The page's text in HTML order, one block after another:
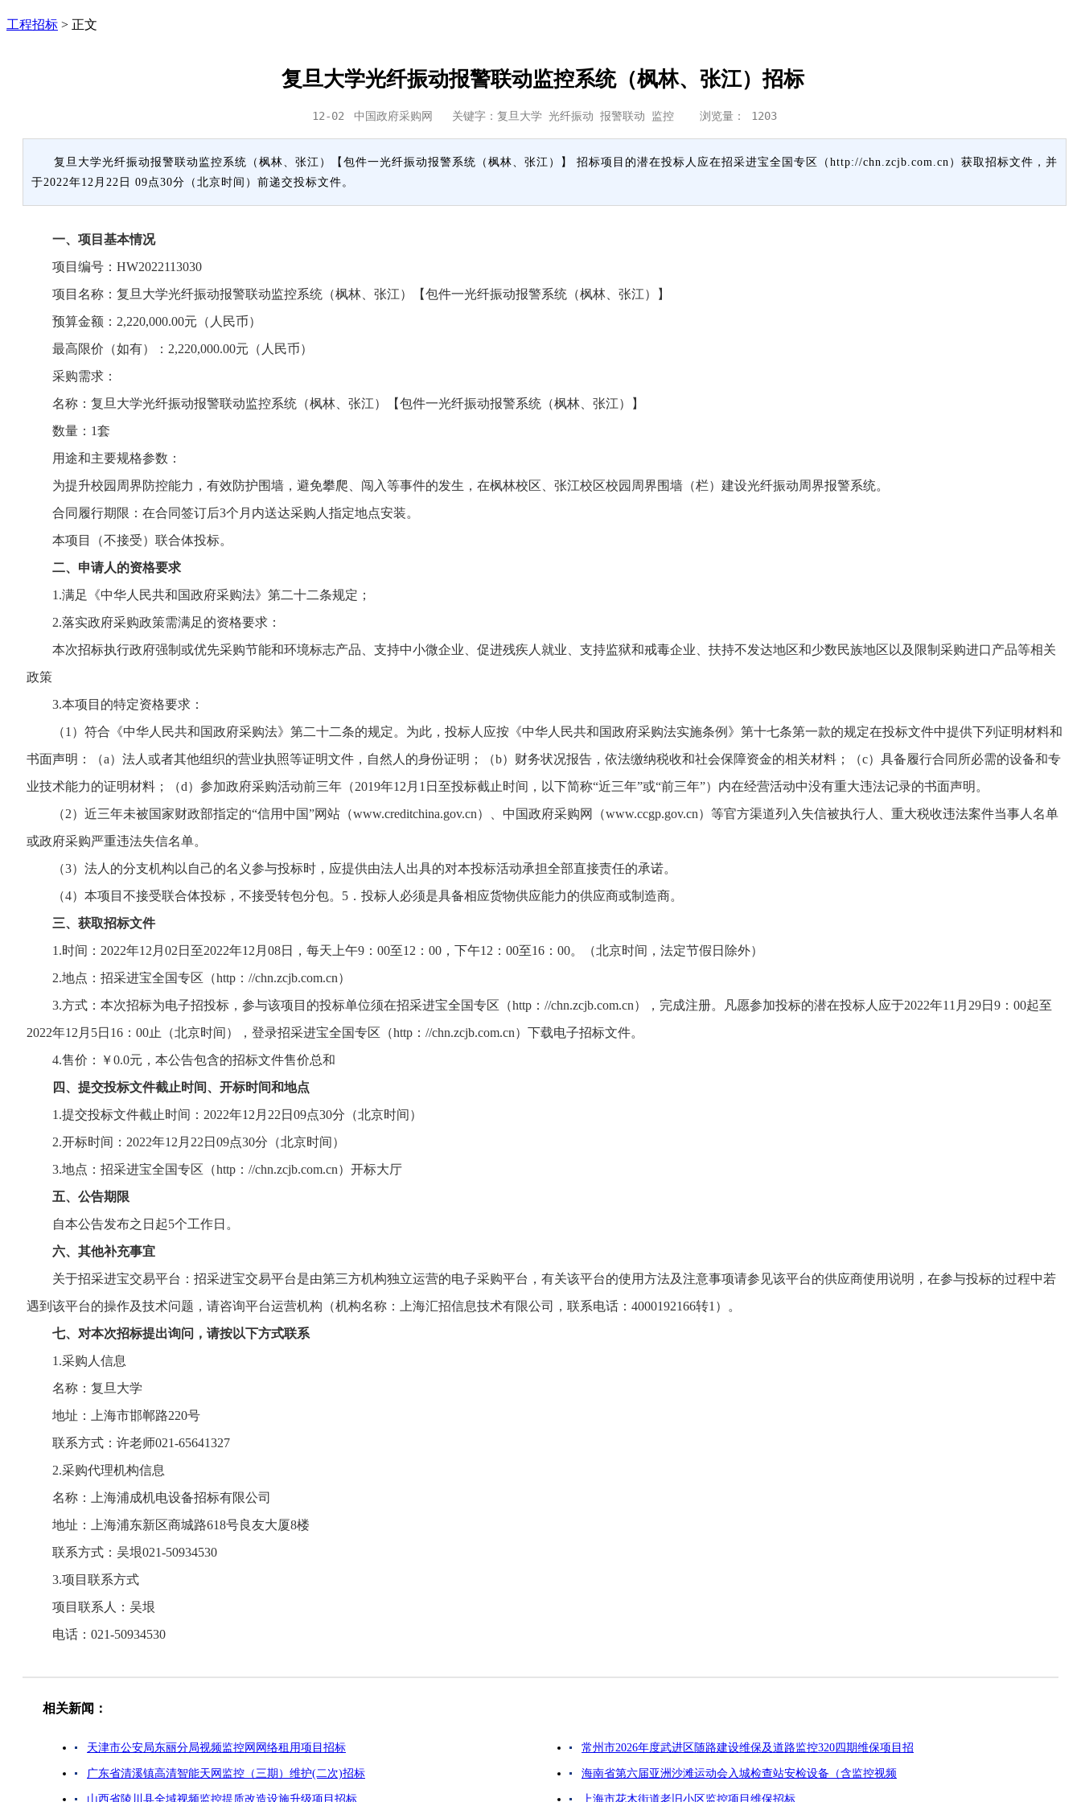
工程招标 > 正文
复旦大学光纤振动报警联动监控系统（枫林、张江）招标
12-02 中国政府采购网 关键字：复旦大学 光纤振动 报警联动 监控 浏览量： 1203
复旦大学光纤振动报警联动监控系统（枫林、张江）【包件一光纤振动报警系统（枫林、张江）】 招标项目的潜在投标人应在招采进宝全国专区（http://chn.zcjb.com.cn）获取招标文件，并
于2022年12月22日 09点30分（北京时间）前递交投标文件。
一、项目基本情况
项目编号：HW2022113030
项目名称：复旦大学光纤振动报警联动监控系统（枫林、张江）【包件一光纤振动报警系统（枫林、张江）】
预算金额：2,220,000.00元（人民币）
最高限价（如有）：2,220,000.00元（人民币）
采购需求：
名称：复旦大学光纤振动报警联动监控系统（枫林、张江）【包件一光纤振动报警系统（枫林、张江）】
数量：1套
用途和主要规格参数：
为提升校园周界防控能力，有效防护围墙，避免攀爬、闯入等事件的发生，在枫林校区、张江校区校园周界围墙（栏）建设光纤振动周界报警系统。
合同履行期限：在合同签订后3个月内送达采购人指定地点安装。
本项目（不接受）联合体投标。
二、申请人的资格要求
1.满足《中华人民共和国政府采购法》第二十二条规定；
2.落实政府采购政策需满足的资格要求：
本次招标执行政府强制或优先采购节能和环境标志产品、支持中小微企业、促进残疾人就业、支持监狱和戒毒企业、扶持不发达地区和少数民族地区以及限制采购进口产品等相关
政策
3.本项目的特定资格要求：
（1）符合《中华人民共和国政府采购法》第二十二条的规定。为此，投标人应按《中华人民共和国政府采购法实施条例》第十七条第一款的规定在投标文件中提供下列证明材料和
书面声明：（a）法人或者其他组织的营业执照等证明文件，自然人的身份证明；（b）财务状况报告，依法缴纳税收和社会保障资金的相关材料；（c）具备履行合同所必需的设备和专
业技术能力的证明材料；（d）参加政府采购活动前三年（2019年12月1日至投标截止时间，以下简称“近三年”或“前三年”）内在经营活动中没有重大违法记录的书面声明。
（2）近三年未被国家财政部指定的“信用中国”网站（www.creditchina.gov.cn）、中国政府采购网（www.ccgp.gov.cn）等官方渠道列入失信被执行人、重大税收违法案件当事人名单
或政府采购严重违法失信名单。
（3）法人的分支机构以自己的名义参与投标时，应提供由法人出具的对本投标活动承担全部直接责任的承诺。
（4）本项目不接受联合体投标，不接受转包分包。5．投标人必须是具备相应货物供应能力的供应商或制造商。
三、获取招标文件
1.时间：2022年12月02日至2022年12月08日，每天上午9：00至12：00，下午12：00至16：00。（北京时间，法定节假日除外）
2.地点：招采进宝全国专区（http：//chn.zcjb.com.cn）
3.方式：本次招标为电子招投标，参与该项目的投标单位须在招采进宝全国专区（http：//chn.zcjb.com.cn），完成注册。凡愿参加投标的潜在投标人应于2022年11月29日9：00起至
2022年12月5日16：00止（北京时间），登录招采进宝全国专区（http：//chn.zcjb.com.cn）下载电子招标文件。
4.售价：￥0.0元，本公告包含的招标文件售价总和
四、提交投标文件截止时间、开标时间和地点
1.提交投标文件截止时间：2022年12月22日09点30分（北京时间）
2.开标时间：2022年12月22日09点30分（北京时间）
3.地点：招采进宝全国专区（http：//chn.zcjb.com.cn）开标大厅
五、公告期限
自本公告发布之日起5个工作日。
六、其他补充事宜
关于招采进宝交易平台：招采进宝交易平台是由第三方机构独立运营的电子采购平台，有关该平台的使用方法及注意事项请参见该平台的供应商使用说明，在参与投标的过程中若
遇到该平台的操作及技术问题，请咨询平台运营机构（机构名称：上海汇招信息技术有限公司，联系电话：4000192166转1）。
七、对本次招标提出询问，请按以下方式联系
1.采购人信息
名称：复旦大学
地址：上海市邯郸路220号
联系方式：许老师021-65641327
2.采购代理机构信息
名称：上海浦成机电设备招标有限公司
地址：上海浦东新区商城路618号良友大厦8楼
联系方式：吴垠021-50934530
3.项目联系方式
项目联系人：吴垠
电话：021-50934530
相关新闻：
天津市公安局东丽分局视频监控网网络租用项目招标 常州市2026年度武进区随路建设维保及道路监控320四期维保项目招
广东省清溪镇高清智能天网监控（三期）维护(二次)招标 海南省第六届亚洲沙滩运动会入城检查站安检设备（含监控视频
山西省陵川县全域视频监控提质改造设施升级项目招标 上海市花木街道老旧小区监控项目维保招标